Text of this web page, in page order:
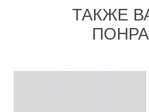
ТАКЖЕ